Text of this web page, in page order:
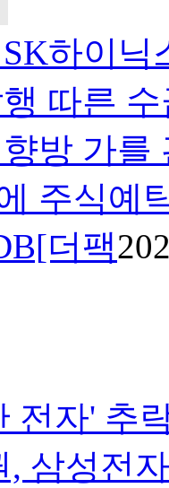
하이
따른
방 가를
주식예
더팩
전자' 추
, 삼성전